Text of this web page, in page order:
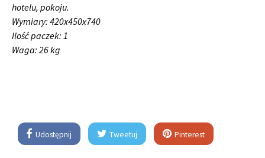
hotelu, pokoju.
Wymiary: 420x450x740
Ilość paczek: 1
Waga: 26 kg
Udostępnij Tweetuj Pinterest